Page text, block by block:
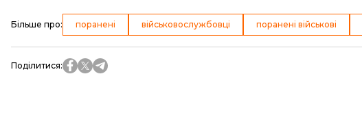
Більше про: поранені військовослужбовці поранені військові
Поділитися: